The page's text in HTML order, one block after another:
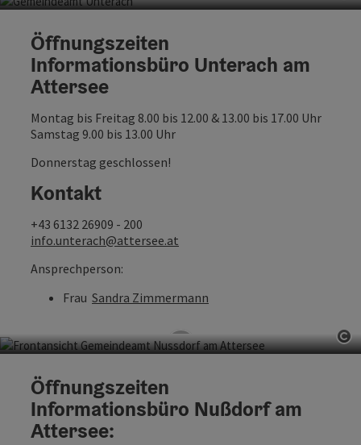
Informationsbüro Unterach am
Attersee
Hauptstraße 9, 4866 Unterach am Attersee
Öffnungszeiten
Informationsbüro Unterach am
Attersee
Montag bis Freitag 8.00 bis 12.00 & 13.00 bis 17.00 Uhr
Samstag 9.00 bis 13.00 Uhr
Donnerstag geschlossen!
Kontakt
+43 6132 26909 - 200
info.unterach@attersee.at
Ansprechperson:
Frau Sandra Zimmermann
Informationsbüro Nußdorf am
Attersee
Dorfstraße 33, 4865 Nußdorf am Attersee
Öffnungszeiten
Informationsbüro Nußdorf am
Attersee: